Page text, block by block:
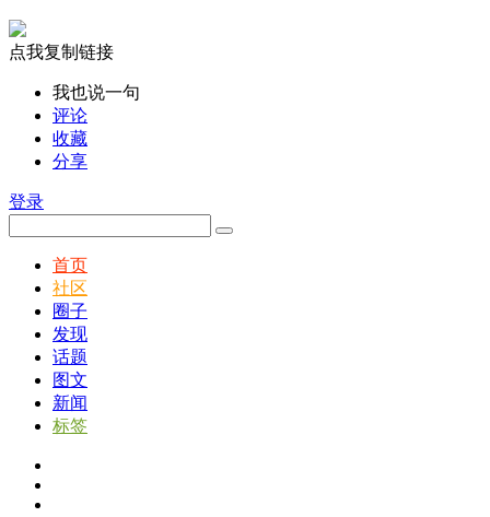
点我复制链接
我也说一句
评论
收藏
分享
登录
首页
社区
圈子
发现
话题
图文
新闻
标签